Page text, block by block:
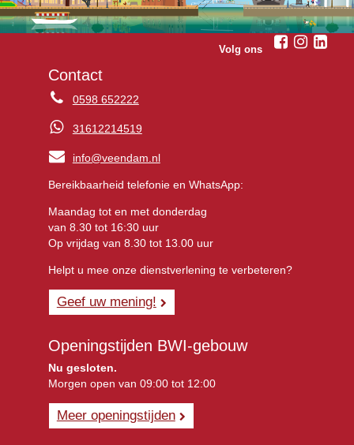
Volg ons
Contact
0598 652222
31612214519
info@veendam.nl
Bereikbaarheid telefonie en WhatsApp:
Maandag tot en met donderdag
van 8.30 tot 16:30 uur
Op vrijdag van 8.30 tot 13.00 uur
Helpt u mee onze dienstverlening te verbeteren?
Geef uw mening!
Openingstijden BWI-gebouw
Nu gesloten.
Morgen open van 09:00 tot 12:00
Meer openingstijden